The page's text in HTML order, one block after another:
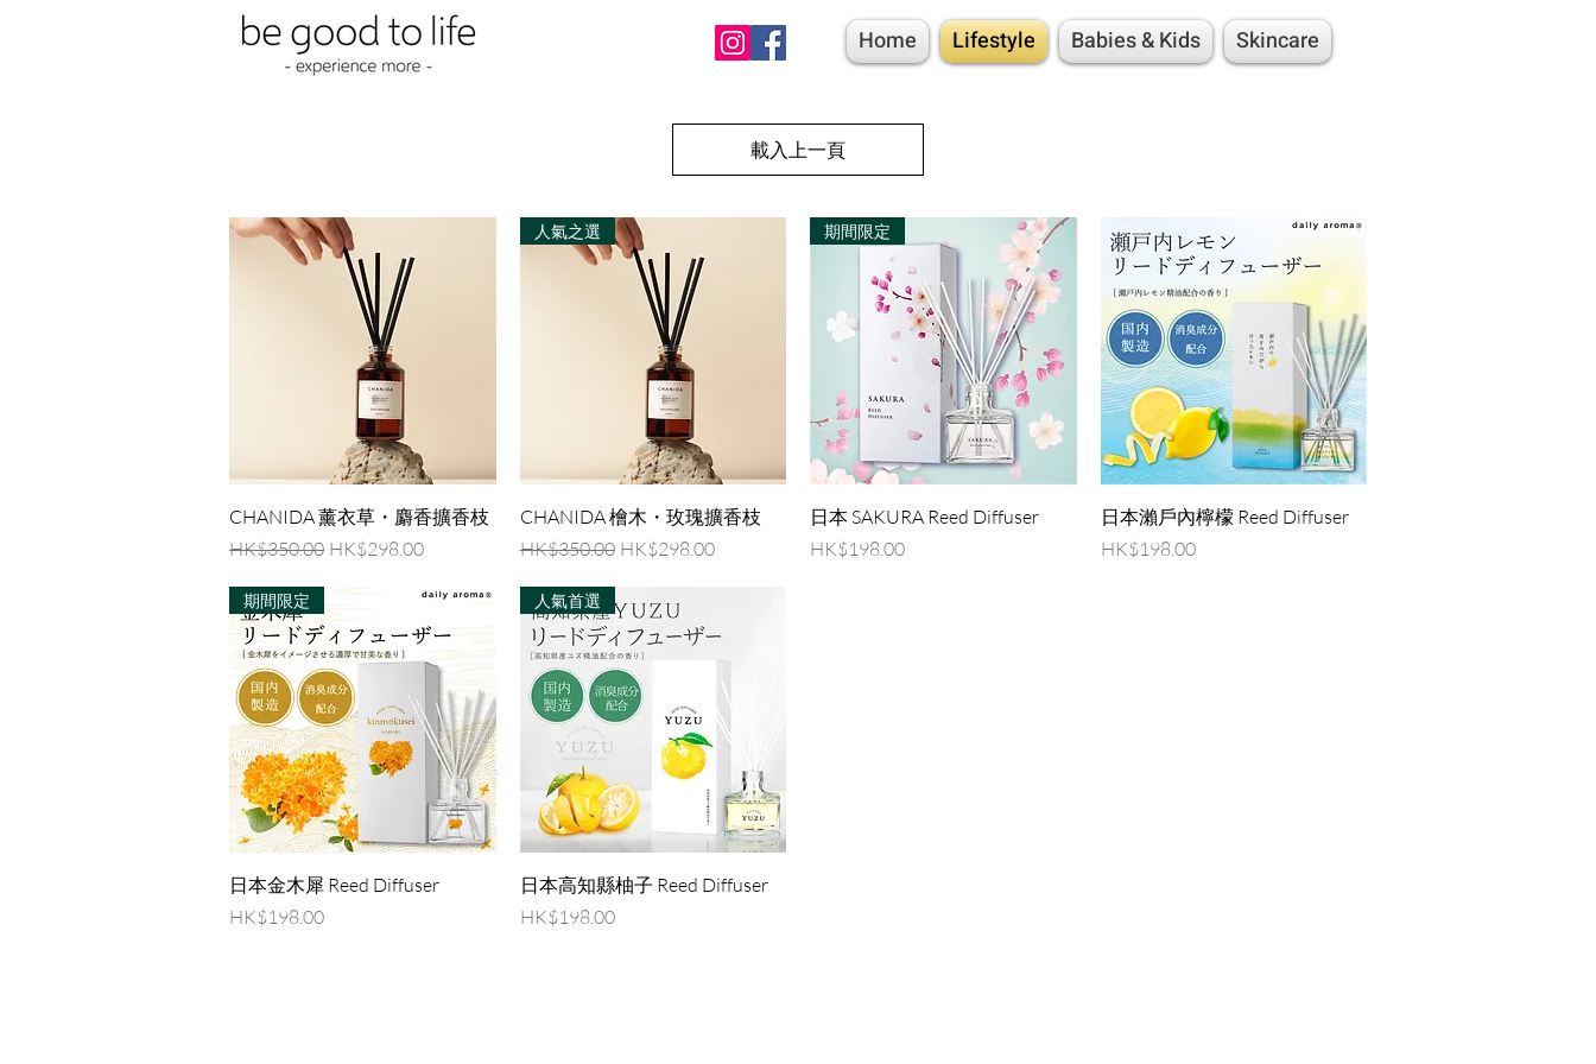
Home Lifestyle Babies & Kids Skincare
載入上一頁
快速瀏覽
CHANIDA 薰衣草・麝香擴香枝
一般價格
HK$350.00 促銷價格
HK$298.00
快速瀏覽
人氣之選
CHANIDA 檜木・玫瑰擴香枝
一般價格
HK$350.00 促銷價格
HK$298.00
快速瀏覽
期間限定
日本 SAKURA Reed Diffuser
價格
HK$198.00
快速瀏覽
日本瀨戶內檸檬 Reed Diffuser
價格
HK$198.00
快速瀏覽
期間限定
日本金木犀 Reed Diffuser
價格
HK$198.00
快速瀏覽
人氣首選
日本高知縣柚子 Reed Diffuser
價格
HK$198.00